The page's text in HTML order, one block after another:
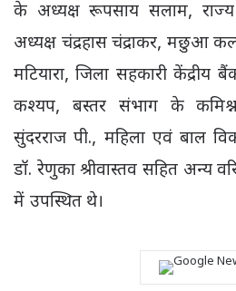
के अध्यक्ष रूपसाय सलाम,
अध्यक्ष चंद्रहास चंद्राकर, मछुआ
मटियारा, जिला सहकारी केंद्रीय
कश्यप, बस्तर संभाग के
सुंदरराज पी., महिला एवं बाल
डॉ. रेणुका श्रीवास्तव सहित अन्य
में उपस्थित थे।